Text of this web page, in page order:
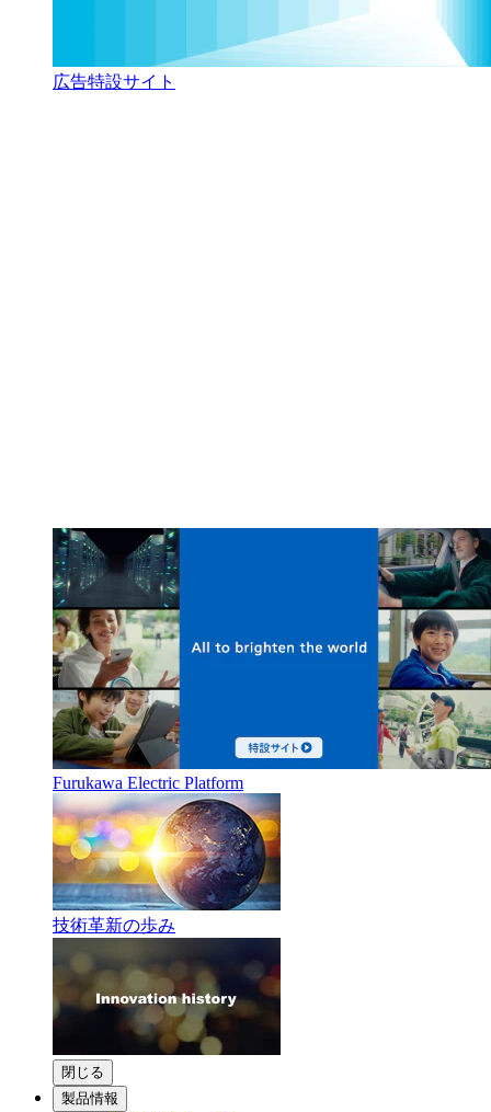
広告特設サイト
Furukawa Electric Platform
技術革新の歩み
閉じる
製品情報